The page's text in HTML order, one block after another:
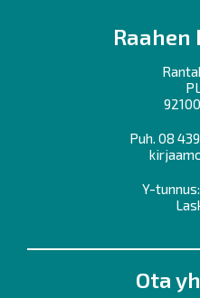
Puh. 08 439
Y-
Ota